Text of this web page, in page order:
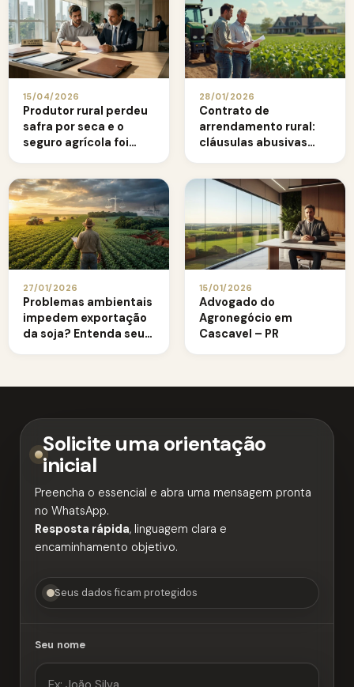
15/04/2026
Produtor rural perdeu
safra por seca e o
seguro agrícola foi
28/01/2026
Contrato de
arrendamento rural:
cláusulas abusivas
27/01/2026
Problemas ambientais
impedem exportação
da soja? Entenda seus
15/01/2026
Advogado do
Agronegócio em
Cascavel – PR
Solicite uma orientação
inicial
Preencha o essencial e abra uma mensagem pronta
no WhatsApp.
Resposta rápida, linguagem clara e
encaminhamento objetivo.
Seus dados ficam protegidos
Seu nome